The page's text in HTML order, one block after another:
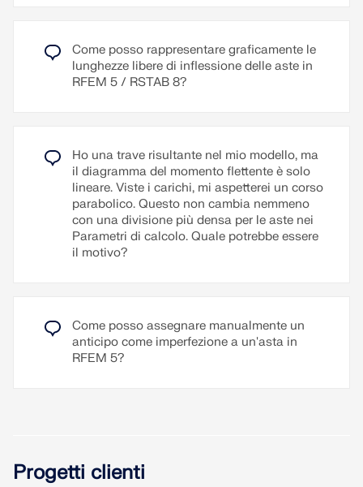
essere esportato in un file RTF o PDF così come in
VCmaster.
Come posso rappresentare graficamente le
lunghezze libere di inflessione delle aste in
RFEM 5 / RSTAB 8?
Ho una trave risultante nel mio modello, ma
il diagramma del momento flettente è solo
lineare. Viste i carichi, mi aspetterei un corso
parabolico. Questo non cambia nemmeno
con una divisione più densa per le aste nei
Parametri di calcolo. Quale potrebbe essere
il motivo?
Come posso assegnare manualmente un
anticipo come imperfezione a un'asta in
RFEM 5?
Progetti clienti